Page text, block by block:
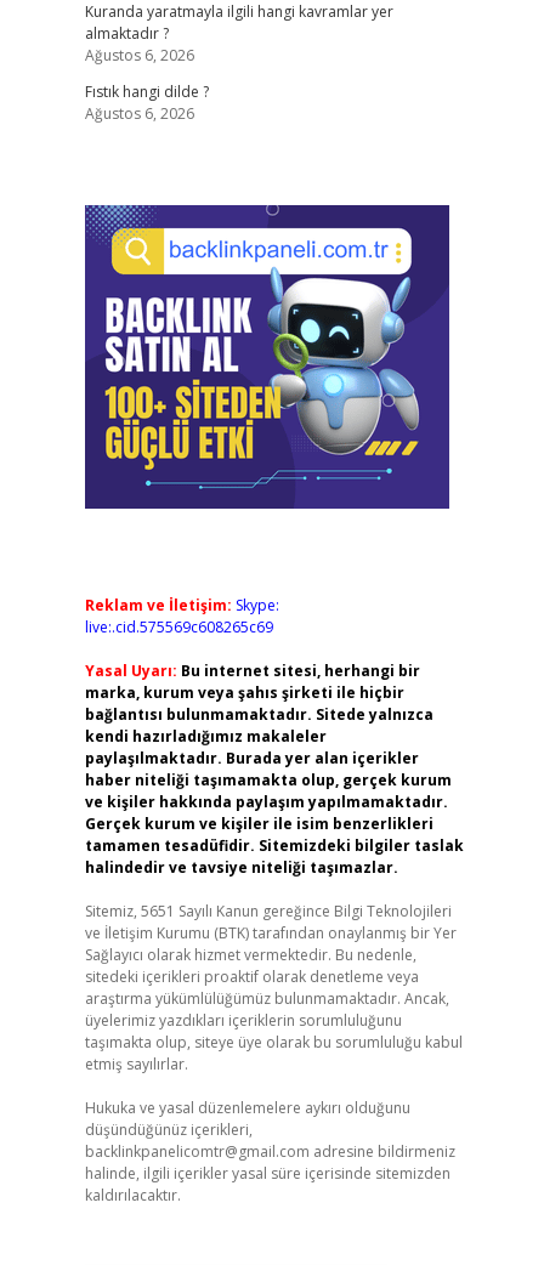
Kuranda yaratmayla ilgili hangi kavramlar yer
almaktadır ?
Ağustos 6, 2026
Fıstık hangi dilde ?
Ağustos 6, 2026
Reklam ve İletişim: Skype:
live:.cid.575569c608265c69
Yasal Uyarı: Bu internet sitesi, herhangi bir
marka, kurum veya şahıs şirketi ile hiçbir
bağlantısı bulunmamaktadır. Sitede yalnızca
kendi hazırladığımız makaleler
paylaşılmaktadır. Burada yer alan içerikler
haber niteliği taşımamakta olup, gerçek kurum
ve kişiler hakkında paylaşım yapılmamaktadır.
Gerçek kurum ve kişiler ile isim benzerlikleri
tamamen tesadüfidir. Sitemizdeki bilgiler taslak
halindedir ve tavsiye niteliği taşımazlar.
Sitemiz, 5651 Sayılı Kanun gereğince Bilgi Teknolojileri
ve İletişim Kurumu (BTK) tarafından onaylanmış bir Yer
Sağlayıcı olarak hizmet vermektedir. Bu nedenle,
sitedeki içerikleri proaktif olarak denetleme veya
araştırma yükümlülüğümüz bulunmamaktadır. Ancak,
üyelerimiz yazdıkları içeriklerin sorumluluğunu
taşımakta olup, siteye üye olarak bu sorumluluğu kabul
etmiş sayılırlar.
Hukuka ve yasal düzenlemelere aykırı olduğunu
düşündüğünüz içerikleri,
backlinkpanelicomtr@gmail.com adresine bildirmeniz
halinde, ilgili içerikler yasal süre içerisinde sitemizden
kaldırılacaktır.